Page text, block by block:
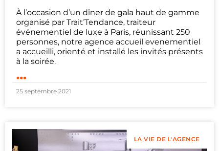
À l’occasion d’un dîner de gala haut de gamme
organisé par Trait’Tendance, traiteur
événementiel de luxe à Paris, réunissant 250
personnes, notre agence accueil evenementiel
a accueilli, orienté et installé les invités présents
à la soirée.
...
25 septembre 2021
LA VIE DE L'AGENCE